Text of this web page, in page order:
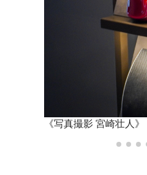
《写真撮影 宮崎壮人》